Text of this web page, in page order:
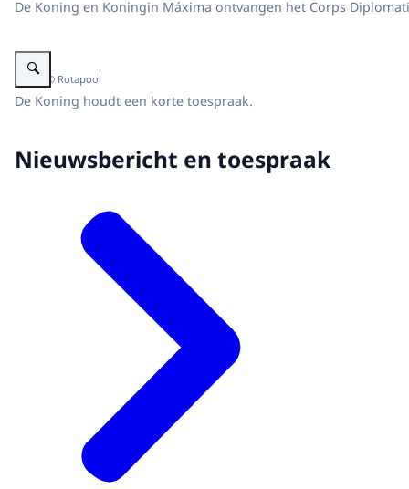
De Koning en Koningin Máxima ontvangen het Corps
Vergroot afbeelding Diner Corps Diplomatique toespraak Koning Willem-
Beeld: © Rotapool
De Koning houdt een korte toespraak.
Nieuwsbericht en toespraak